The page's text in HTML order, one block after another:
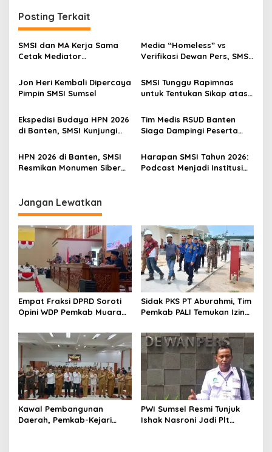
i
g
a
s
i
p
s
Posting Terkait
SMSI dan MA Kerja Sama
Cetak Mediator
Media “Homeless” vs
Verifikasi Dewan Pers, SMSI
Adaptif di Era Digital
Jon Heri Kembali Dipercaya
Pimpin SMSI Sumsel
SMSI Tunggu Rapimnas
untuk Tentukan Sikap atas
Ekspedisi Budaya HPN 2026
di Banten, SMSI Kunjungi
Pantai Anyer–Carita
Tim Medis RSUD Banten
Siaga Dampingi Peserta
HPN 2026 di Banten, SMSI
Resmikan Monumen Siber
Harapan SMSI Tahun 2026:
Podcast Menjadi Institusi
Jangan Lewatkan
Empat Fraksi DPRD Soroti
Opini WDP Pemkab Muara
Kelola Keuangan
Sidak PKS PT Aburahmi, Tim
Pemkab PALI Temukan Izin
Kawal Pembangunan
Daerah, Pemkab-Kejari
PWI Sumsel Resmi Tunjuk
Ishak Nasroni Jadi Plt